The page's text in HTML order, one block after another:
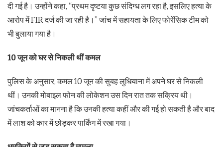
दी गई है। उन्होंने कहा, “प्रथम दृष्टया कुछ संदिग्ध लग रहा है, इसलिए हत्या के
आरोप में FIR दर्ज की जा रही है।” जांच में सहायता के लिए फोरेंसिक टीम को
भी बुलाया गया है।
10 जून को घर से निकली थीं कमल
पुलिस के अनुसार, कमल 10 जून की सुबह लुधियाना में अपने घर से निकली
थीं। उनकी मोबाइल फोन की लोकेशन उस दिन रात तक सक्रिय थी।
जांचकर्ताओं का मानना है कि उनकी हत्या कहीं और की गई हो सकती है और बाद
में लाश को कार में छोड़कर पार्किंग में रखा गया।